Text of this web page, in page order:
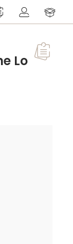
hast 0 Produkte
Lo